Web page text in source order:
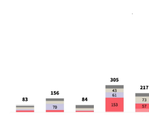
Нажимая на кнопку «Отправить»,
на обработку и использование